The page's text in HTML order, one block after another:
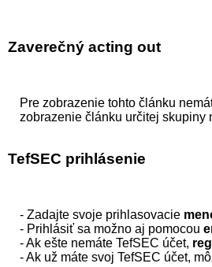
Zaverečný acting out
Pre zobrazenie tohto článku
zobrazenie článku určitej skupiny
TefSEC prihlásenie
- Zadajte svoje prihlasovacie
- Prihlásiť sa možno aj pomocou
- Ak ešte nemáte TefSEC účet,
- Ak už máte svoj TefSEC účet,